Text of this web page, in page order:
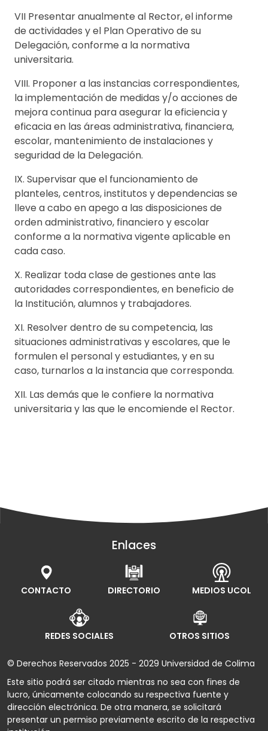
VII Presentar anualmente al Rector, el informe
de actividades y el Plan Operativo de su
Delegación, conforme a la normativa
universitaria.
VIII. Proponer a las instancias correspondientes,
la implementación de medidas y/o acciones de
mejora continua para asegurar la eficiencia y
eficacia en las áreas administrativa, financiera,
escolar, mantenimiento de instalaciones y
seguridad de la Delegación.
IX. Supervisar que el funcionamiento de
planteles, centros, institutos y dependencias se
lleve a cabo en apego a las disposiciones de
orden administrativo, financiero y escolar
conforme a la normativa vigente aplicable en
cada caso.
X. Realizar toda clase de gestiones ante las
autoridades correspondientes, en beneficio de
la Institución, alumnos y trabajadores.
XI. Resolver dentro de su competencia, las
situaciones administrativas y escolares, que le
formulen el personal y estudiantes, y en su
caso, turnarlos a la instancia que corresponda.
XII. Las demás que le confiere la normativa
universitaria y las que le encomiende el Rector.
Enlaces
CONTACTO DIRECTORIO MEDIOS UCOL
REDES SOCIALES OTROS SITIOS
© Derechos Reservados 2025 - 2029 Universidad de Colima
Este sitio podrá ser citado mientras no sea con fines de
lucro, únicamente colocando su respectiva fuente y
dirección electrónica. De otra manera, se solicitará
presentar un permiso previamente escrito de la respectiva